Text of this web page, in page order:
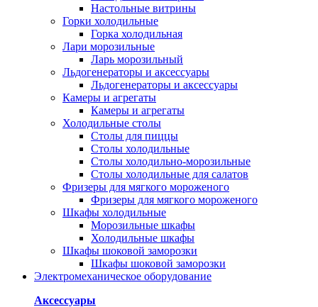
Настольные витрины
Горки холодильные
Горка холодильная
Лари морозильные
Ларь морозильный
Льдогенераторы и аксессуары
Льдогенераторы и аксессуары
Камеры и агрегаты
Камеры и агрегаты
Холодильные столы
Столы для пиццы
Столы холодильные
Столы холодильно-морозильные
Столы холодильные для салатов
Фризеры для мягкого мороженого
Фризеры для мягкого мороженого
Шкафы холодильные
Mорозильные шкафы
Холодильные шкафы
Шкафы шоковой заморозки
Шкафы шоковой заморозки
Электромеханическое оборудование
Аксессуары